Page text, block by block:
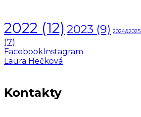
2022 (12) 2023 (9) 2024&2025
(7)
FacebookInstagram
Laura Hečková
Kontakty